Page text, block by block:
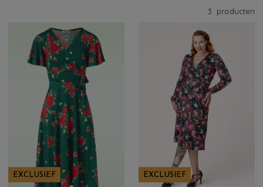
3 producten
EXCLUSIEF EXCLUSIEF